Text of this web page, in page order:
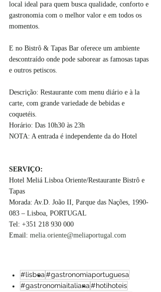
local ideal para quem busca qualidade, conforto e
gastronomia com o melhor valor e em todos os
momentos.
E no Bistrô & Tapas Bar oferece um ambiente
descontraído onde pode saborear as famosas tapas
e outros petiscos.
Descrição: Restaurante com menu diário e à la
carte, com grande variedade de bebidas e
coquetéis.
Horário: Das 10h30 às 23h
NOTA: A entrada é independente da do Hotel
SERVIÇO:
Hotel Meliá Lisboa Oriente/Restaurante Bistrô e
Tapas
Morada: Av.D. João II, Parque das Nações, 1990-
083 – Lisboa, PORTUGAL
Tel: +351 218 930 000
Email: melia.oriente@meliaportugal.com
#lisboa#gastronomiaportuguesa
#gastronomiaitaliana#hotihoteis